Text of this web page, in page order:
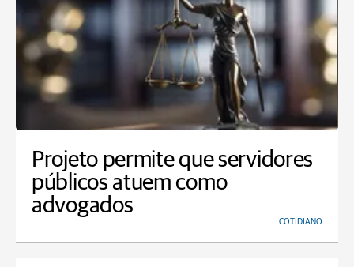
Projeto permite que servidores
públicos atuem como
advogados
COTIDIANO